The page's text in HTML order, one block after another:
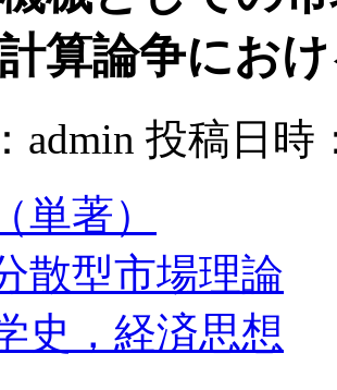
算論争にお
admin 投稿日時
単著）
散型市場理論
史，経済思想